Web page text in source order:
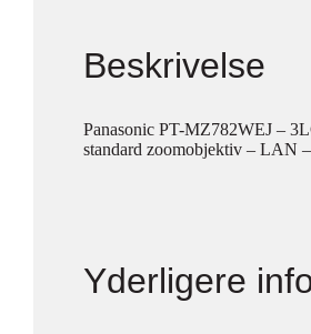
Beskrivelse
Panasonic PT-MZ782WEJ –
standard zoomobjektiv – LAN
Yderligere